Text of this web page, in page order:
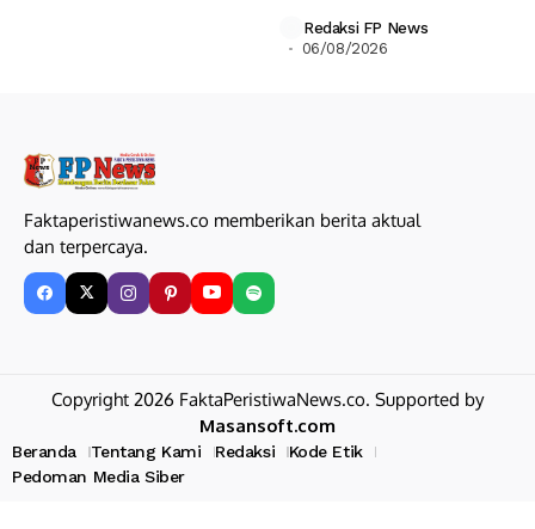
Redaksi FP News
06/08/2026
Faktaperistiwanews.co memberikan berita aktual
dan terpercaya.
Copyright 2026 FaktaPeristiwaNews.co. Supported by
Masansoft.com
Beranda Tentang Kami Redaksi
Kode Etik
Pedoman Media Siber